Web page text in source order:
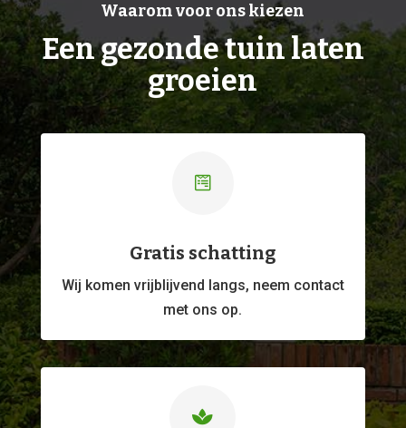
Waarom voor ons kiezen
Een gezonde tuin laten
groeien

Gratis schatting
Wij komen vrijblijvend langs, neem contact
met ons op.
